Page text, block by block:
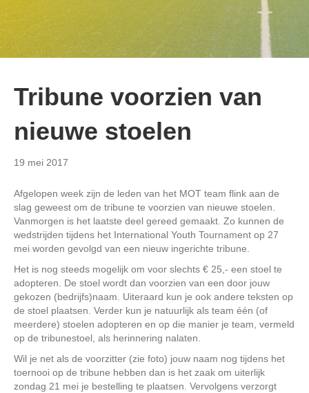
Tribune voorzien van
nieuwe stoelen
19 mei 2017
Afgelopen week zijn de leden van het MOT team flink aan de
slag geweest om de tribune te voorzien van nieuwe stoelen.
Vanmorgen is het laatste deel gereed gemaakt. Zo kunnen de
wedstrijden tijdens het International Youth Tournament op 27
mei worden gevolgd van een nieuw ingerichte tribune.
Het is nog steeds mogelijk om voor slechts € 25,- een stoel te
adopteren. De stoel wordt dan voorzien van een door jouw
gekozen (bedrijfs)naam. Uiteraard kun je ook andere teksten op
de stoel plaatsen. Verder kun je natuurlijk als team één (of
meerdere) stoelen adopteren en op die manier je team, vermeld
op de tribunestoel, als herinnering nalaten.
Wil je net als de voorzitter (zie foto) jouw naam nog tijdens het
toernooi op de tribune hebben dan is het zaak om uiterlijk
zondag 21 mei je bestelling te plaatsen. Vervolgens verzorgt